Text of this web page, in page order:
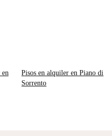
en
Pisos en alquiler en Piano di
Sorrento